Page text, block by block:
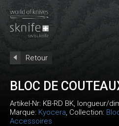
Retour
BLOC DE
Artikel-Nr: KB-RD BK, longueur/
Marque: Kyocera, Collection:
Accessoires